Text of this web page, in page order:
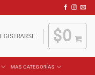
$0
MAS CATEGORÍAS